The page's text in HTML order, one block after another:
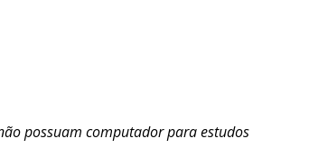
possuam computador para estudos